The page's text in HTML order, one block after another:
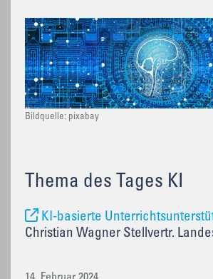
Bildquelle: pixabay
Thema des Tages KI
KI-basierte
Christian Wagner Stellvertr.